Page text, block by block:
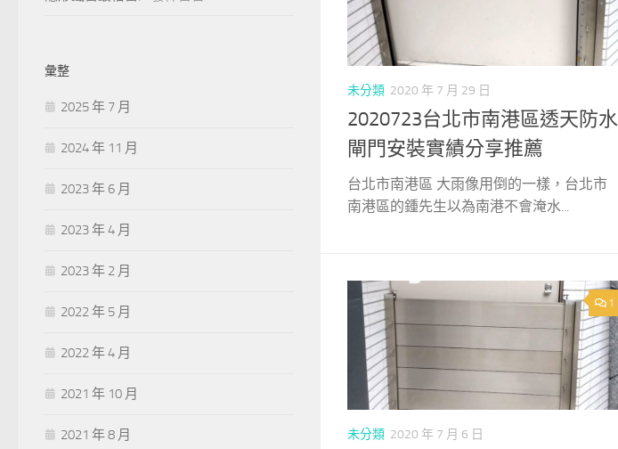
未分類 2020 年 7 月 29 日
2020723台北市南港區透天防水
閘門安裝實績分享推薦
台北市南港區 大雨像用倒的一樣，台北市
南港區的鍾先生以為南港不會淹水...
1
未分類 2020 年 7 月 6 日
彙整
2025 年 7 月
2024 年 11 月
2023 年 6 月
2023 年 4 月
2023 年 2 月
2022 年 5 月
2022 年 4 月
2021 年 10 月
2021 年 8 月